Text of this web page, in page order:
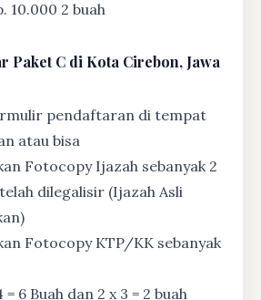
10.000 2 buah
Paket C di Kota Cirebon, Jawa
pendaftaran di tempat
atau bisa
Fotocopy Ijazah sebanyak 2
dilegalisir (Ijazah Asli
Fotocopy KTP/KK sebanyak
6 Buah dan 2 x 3 = 2 buah